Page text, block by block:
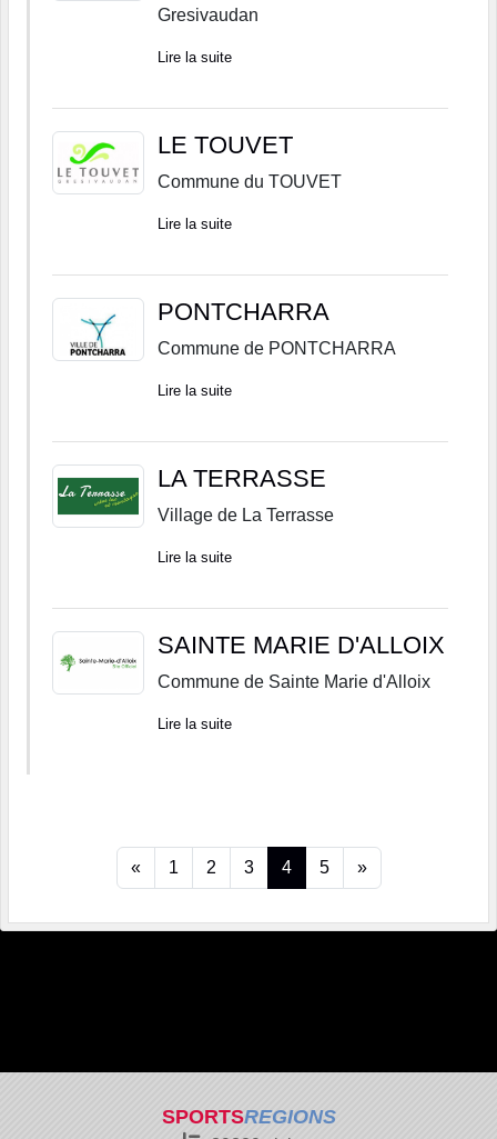
Gresivaudan
Lire la suite
LE TOUVET
Commune du TOUVET
Lire la suite
PONTCHARRA
Commune de PONTCHARRA
Lire la suite
LA TERRASSE
Village de La Terrasse
Lire la suite
SAINTE MARIE D'ALLOIX
Commune de Sainte Marie d'Alloix
Lire la suite
« 1 2 3 4 5 »
SPORTSREGIONS